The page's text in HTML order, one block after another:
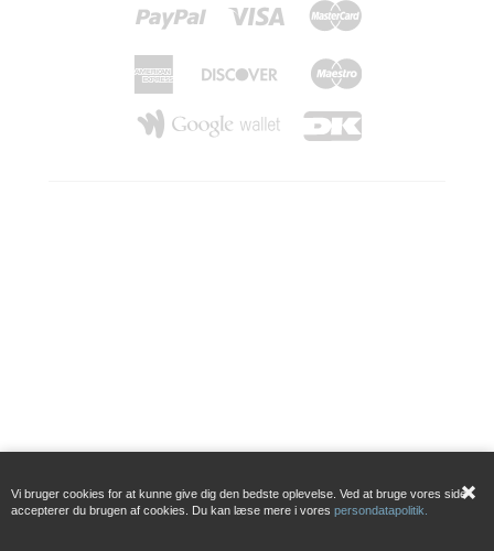
Vi bruger cookies for at kunne give dig den bedste oplevelse. Ved at bruge vores side
accepterer du brugen af cookies. Du kan læse mere i vores persondatapolitik.